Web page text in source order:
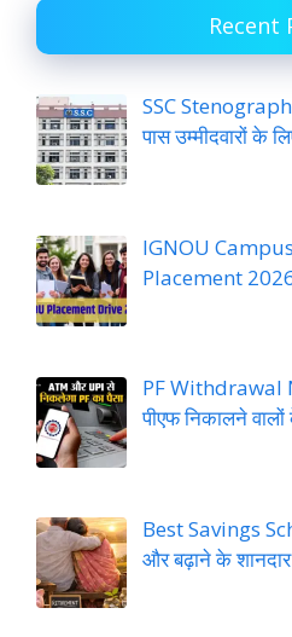
Recent
SSC
पास उम्मीदवारों के
IGNOU
Placement
PF Withdrawal
पीएफ निकालने
Best Savings
और बढ़ाने के